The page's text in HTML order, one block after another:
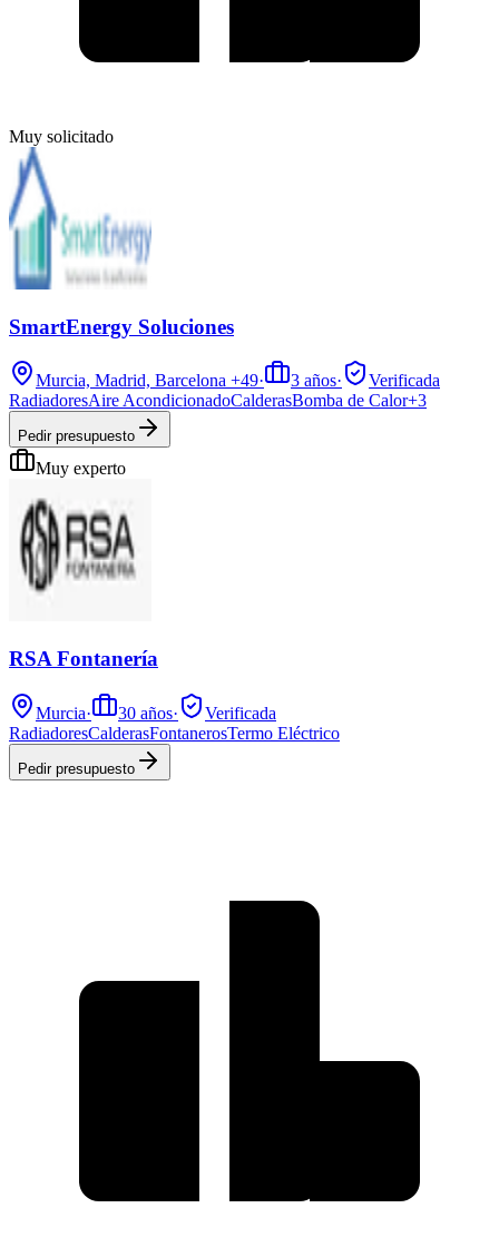
Muy solicitado
SmartEnergy Soluciones
Murcia, Madrid, Barcelona +49· 3 años·
Verificada
RadiadoresAire AcondicionadoCalderasBomba de Calor+3
Pedir presupuesto
Muy experto
RSA Fontanería
Murcia· 30 años·
Verificada
RadiadoresCalderasFontanerosTermo Eléctrico
Pedir presupuesto